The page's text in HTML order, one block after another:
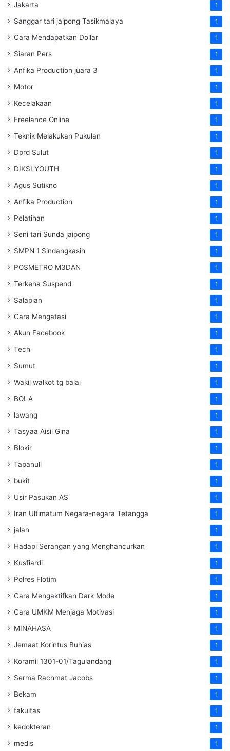
Jakarta 1
Sanggar tari jaipong Tasikmalaya 1
Cara Mendapatkan Dollar 1
Siaran Pers 1
Anfika Production juara 3 1
Motor 1
Kecelakaan 1
Freelance Online 1
Teknik Melakukan Pukulan 1
Dprd Sulut 1
DIKSI YOUTH 1
Agus Sutikno 1
Anfika Production 1
Pelatihan 1
Seni tari Sunda jaipong 1
SMPN 1 Sindangkasih 1
POSMETRO M3DAN 1
Terkena Suspend 1
Salapian 1
Cara Mengatasi 1
Akun Facebook 1
Tech 1
Sumut 1
Wakil walkot tg balai 1
BOLA 1
lawang 1
Tasyaa Aisil Gina 1
Blokir 1
Tapanuli 1
bukit 1
Usir Pasukan AS 1
Iran Ultimatum Negara-negara Tetangga 1
jalan 1
Hadapi Serangan yang Menghancurkan 1
Kusfiardi 1
Polres Flotim 1
Cara Mengaktifkan Dark Mode 1
Cara UMKM Menjaga Motivasi 1
MINAHASA 1
Jemaat Korintus Buhias 1
Koramil 1301-01/Tagulandang 1
Serma Rachmat Jacobs 1
Bekam 1
fakultas 1
kedokteran 1
medis 1